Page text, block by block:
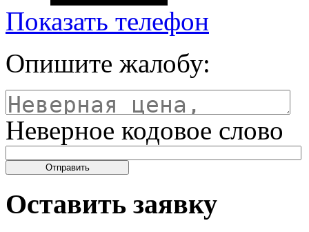
Показать телефон
Опишите жалобу:
Неверное кодовое слово
Оставить заявку